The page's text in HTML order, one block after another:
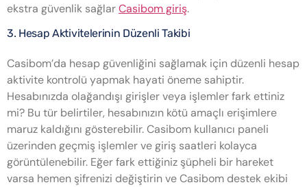
ekstra güvenlik sağlarCasibom giriş.
3. Hesap Aktivitelerinin Düzenli Takibi
Casibom’da hesap güvenliğini sağlamak için düzenli hesap
aktivite kontrolü yapmak hayati öneme sahiptir.
Hesabınızda olağandışı girişler veya işlemler fark ettiniz
mi? Bu tür belirtiler, hesabınızın kötü amaçlı erişimlere
maruz kaldığını gösterebilir. Casibom kullanıcı paneli
üzerinden geçmiş işlemler ve giriş saatleri kolayca
görüntülenebilir. Eğer fark ettiğiniz şüpheli bir hareket
varsa hemen şifrenizi değiştirin ve Casibom destek ekibi